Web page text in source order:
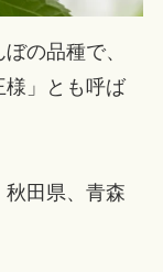
の品種で、
様」とも呼ば
田県、青森